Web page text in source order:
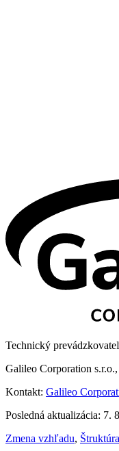
Technický
Galileo Corporation
Kontakt: Galileo
Posledná aktualizácia: 7.
Zmena vzhľadu,